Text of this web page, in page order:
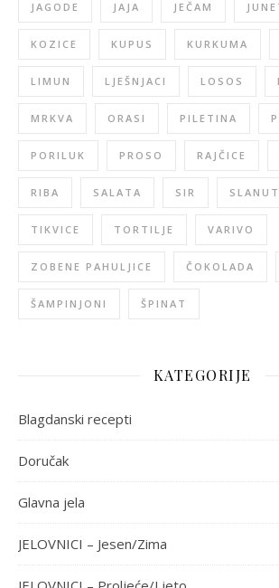
JAGODE JAJA JEČAM
KOZICE KUPUS KURKUMA
LIMUN LJEŠNJACI LOSOS
MRKVA ORASI PILETINA
PORILUK PROSO RAJČICE
RIBA SALATA SIR
TIKVICE TORTILJE VARIVO
ZOBENE PAHULJICE ČOKOLADA
ŠAMPINJONI ŠPINAT
KATEGORIJE
Blagdanski recepti
Doručak
Glavna jela
JELOVNICI – Jesen/Zima